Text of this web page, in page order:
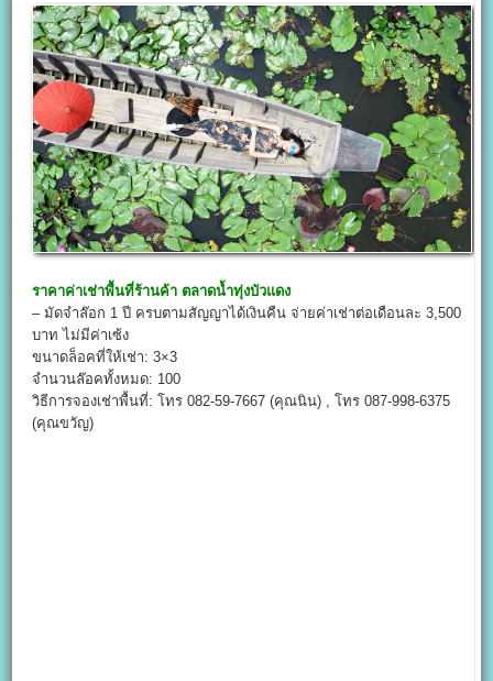
ราคาค่าเช่าพื้นที่ร้านค้า ตลาดน้ำทุ่งบัวแดง
– มัดจำล๊อก 1 ปี ครบตามสัญญาได้เงินคืน จ่ายค่าเช่าต่อเดือนละ 3,500
บาท ไม่มีค่าเซ้ง
ขนาดล็อคที่ให้เช่า: 3×3
จำนวนล๊อคทั้งหมด: 100
วิธีการจองเช่าพื้นที่: โทร 082-59-7667 (คุณนิน) , โทร 087-998-6375
(คุณขวัญ)